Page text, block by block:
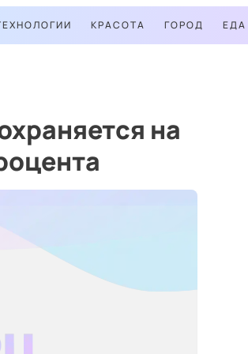
КРАСОТА ГОРОД ЕДА
на